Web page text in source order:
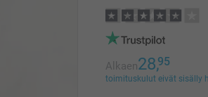
Alkaen28,95
toimituskulut eivät sisälly